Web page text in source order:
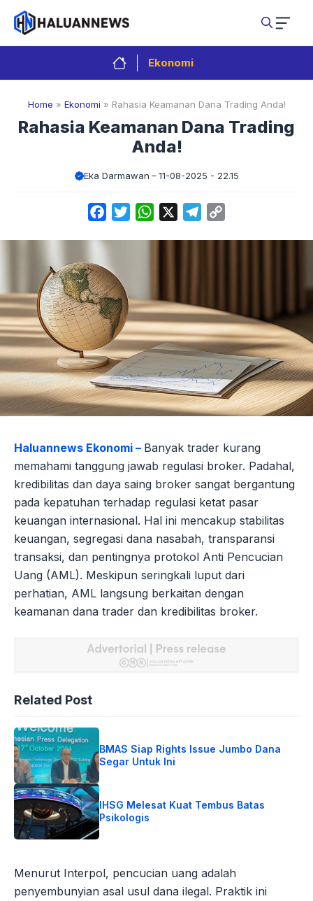
Langsung
isi
Ekonomi
Home » Ekonomi » Rahasia Keamanan Dana Trading Anda!
Rahasia Keamanan Dana Trading
Anda!
Eka Darmawan 11-08-2025 - 22.15
FacebookTwitterWhatsApp Telegram
Haluannews Ekonomi – Banyak trader kurang
memahami tanggung jawab regulasi broker. Padahal,
kredibilitas dan daya saing broker sangat bergantung
pada kepatuhan terhadap regulasi ketat pasar
keuangan internasional. Hal ini mencakup stabilitas
keuangan, segregasi dana nasabah, transparansi
transaksi, dan pentingnya protokol Anti Pencucian
Uang (AML). Meskipun seringkali luput dari
perhatian, AML langsung berkaitan dengan
keamanan dana trader dan kredibilitas broker.
Related Post
BMAS Siap Rights Issue Jumbo Dana
Segar Untuk Ini
IHSG Melesat Kuat Tembus Batas
Psikologis
Menurut Interpol, pencucian uang adalah
penyembunyian asal usul dana ilegal. Praktik ini